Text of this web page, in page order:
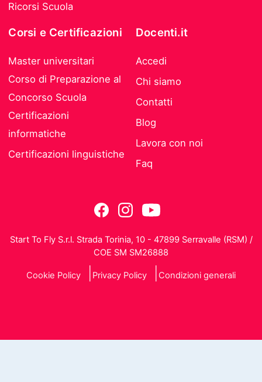
Ricorsi Scuola
Corsi e Certificazioni
Master universitari
Corso di Preparazione al
Concorso Scuola
Certificazioni
informatiche
Certificazioni linguistiche
Docenti.it
Accedi
Chi siamo
Contatti
Blog
Lavora con noi
Faq
Start To Fly S.r.l. Strada Torinia, 10 - 47899 Serravalle (RSM) /
COE SM SM26888
Cookie Policy Privacy Policy Condizioni generali